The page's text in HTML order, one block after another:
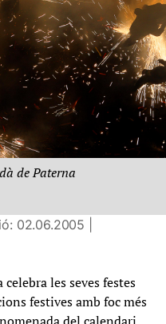
de Paterna
02.06.2005 |
les seves festes
festives amb foc més